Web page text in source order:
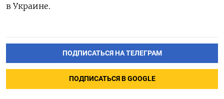
в Украине.
ПОДПИСАТЬСЯ НА ТЕЛЕГРАМ
ПОДПИСАТЬСЯ В GOOGLE